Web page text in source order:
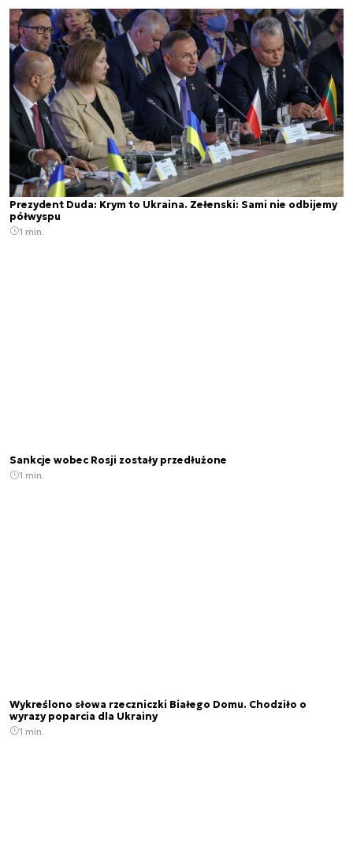
Prezydent Duda: Krym to Ukraina. Zełenski: Sami nie odbijemy
półwyspu
1 min.
Sankcje wobec Rosji zostały przedłużone
1 min.
Wykreślono słowa rzeczniczki Białego Domu. Chodziło o
wyrazy poparcia dla Ukrainy
1 min.